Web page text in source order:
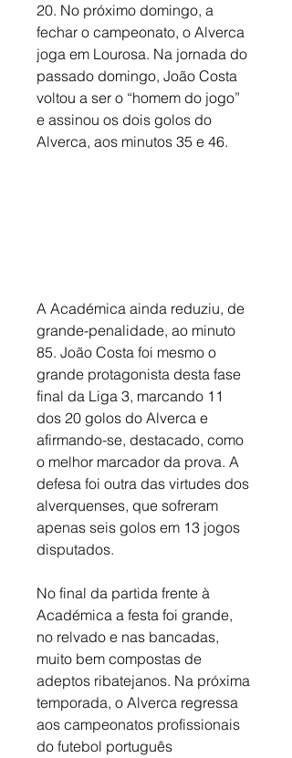
20. No próximo domingo, a
fechar o campeonato, o Alverca
joga em Lourosa. Na jornada do
passado domingo, João Costa
voltou a ser o “homem do jogo”
e assinou os dois golos do
Alverca, aos minutos 35 e 46.
A Académica ainda reduziu, de
grande-penalidade, ao minuto
85. João Costa foi mesmo o
grande protagonista desta fase
final da Liga 3, marcando 11
dos 20 golos do Alverca e
afirmando-se, destacado, como
o melhor marcador da prova. A
defesa foi outra das virtudes dos
alverquenses, que sofreram
apenas seis golos em 13 jogos
disputados.
No final da partida frente à
Académica a festa foi grande,
no relvado e nas bancadas,
muito bem compostas de
adeptos ribatejanos. Na próxima
temporada, o Alverca regressa
aos campeonatos profissionais
do futebol português